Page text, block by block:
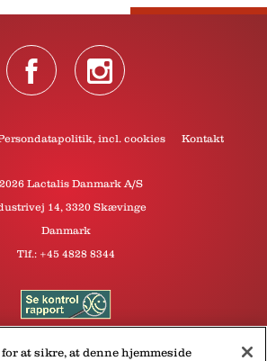
incl. cookies Kontakt
Lactalis Danmark A/S
14, 3320 Skævinge
Danmark
Tlf.: +45 4828 8344
at sikre, at denne hjemmeside